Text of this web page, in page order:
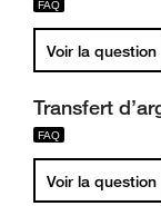
Voir la question
Transfert
Voir la question